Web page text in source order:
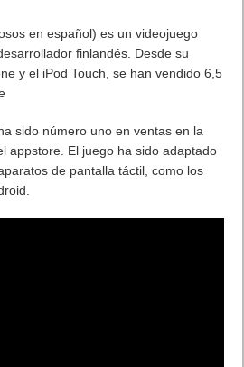
en español) es un videojuego
finlandés. Desde su
y el iPod Touch, se han vendido 6,5
sido número uno en ventas en la
appstore. El juego ha sido adaptado
de pantalla táctil, como los